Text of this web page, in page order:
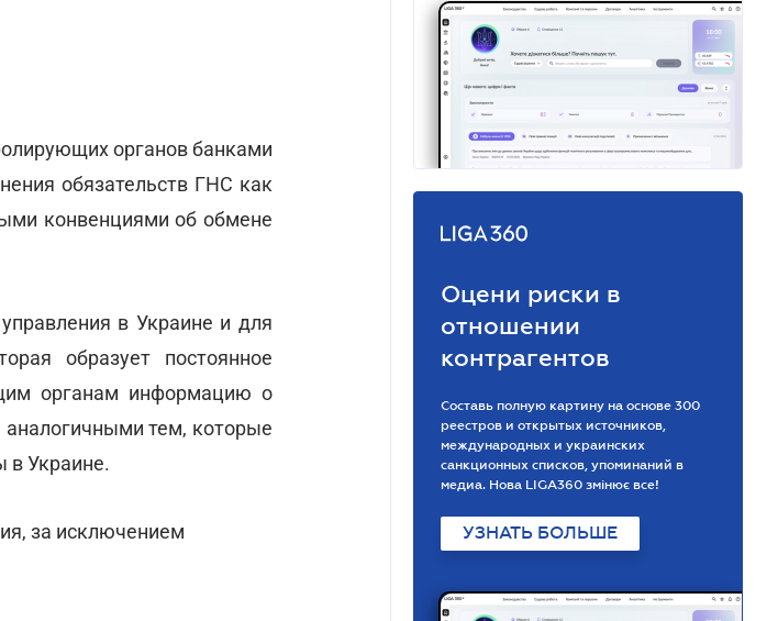
органов банками
обязательств ГНС как
конвенциями об обмене
в Украине и для
образует постоянное
органам информацию о
аналогичными тем, которые
в Украине.
за исключением
Оцени риски в
отношении
контрагентов
Составь полную картину на основе 300
реестров и открытых источников,
международных и украинских
санкционных списков, упоминаний в
медиа. Нова LIGA360 змінює все!
УЗНАТЬ БОЛЬШЕ